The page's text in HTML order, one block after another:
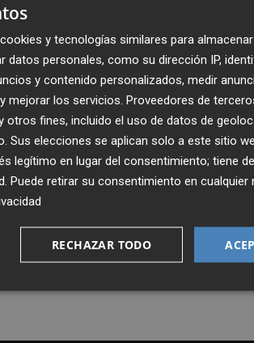
la actualidad de
en tu correo
y tecnologías similares para
personales, como su dirección IP,
y contenido personalizados, medir
mejorar los servicios. Proveedores de
fines, incluido el uso de datos de
Sus elecciones se aplican solo a este sitio
legítimo en lugar del consentimiento; tiene
. Puede retirar su consentimiento en
RECHAZAR TODO